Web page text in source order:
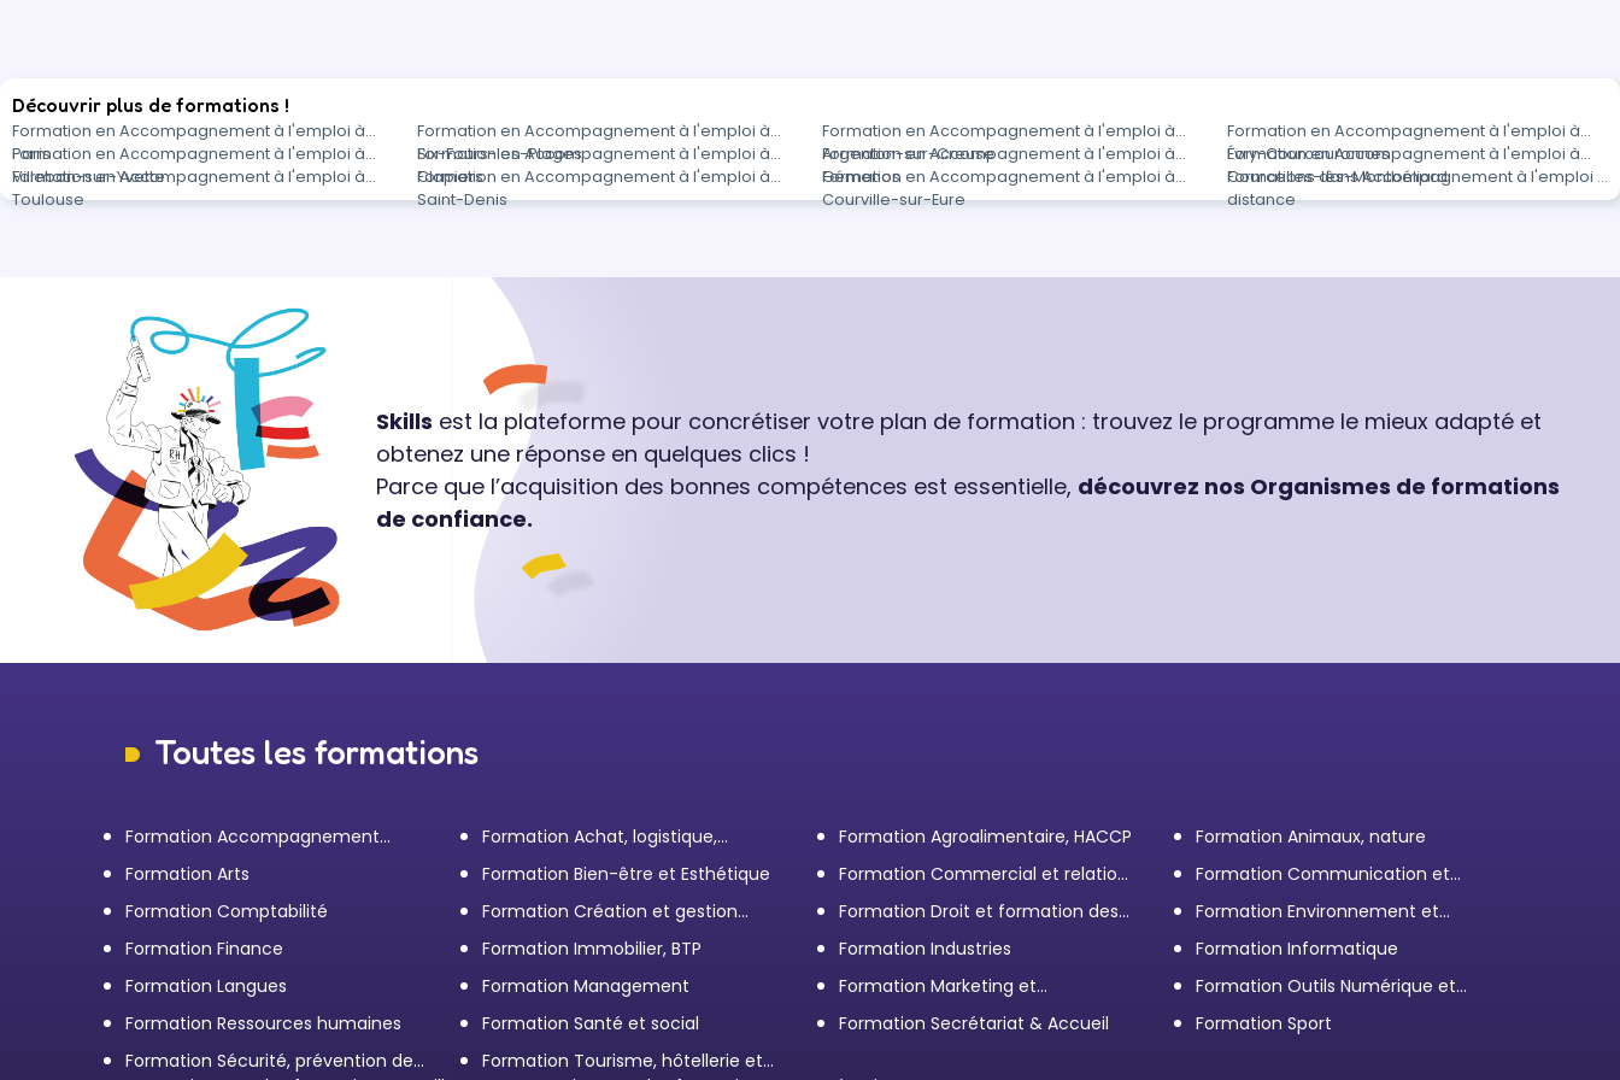
Découvrir plus de formations !
Formation en Accompagnement à l'emploi à
Paris
Formation en Accompagnement à l'emploi à
Six-Fours-les-Plages
Formation en Accompagnement à l'emploi à
Argenton-sur-Creuse
Formation en Accompagnement à l'emploi à
Évry-Courcouronnes
Formation en Accompagnement à l'emploi à
Villebon-sur-Yvette
Formation en Accompagnement à l'emploi à
Clapiers
Formation en Accompagnement à l'emploi à
Gémenos
Formation en Accompagnement à l'emploi à
Courcelles-lès-Montbéliard
Formation en Accompagnement à l'emploi à
Toulouse
Formation en Accompagnement à l'emploi à
Saint-Denis
Formation en Accompagnement à l'emploi à
Courville-sur-Eure
Formations dans Accompagnement à l'emploi à
distance
Skills est la plateforme pour concrétiser votre plan de formation : trouvez le programme le mieux adapté et
obtenez une réponse en quelques clics !
Parce que l’acquisition des bonnes compétences est essentielle, découvrez nos Organismes de formations
de confiance.
Toutes les formations
Formation Accompagnement
personnel et Bilan de
compétences
Formation Achat, logistique,
transport
Formation Agroalimentaire, HACCP
Formation Animaux, nature
Formation Arts
Formation Bien-être et Esthétique
Formation Commercial et relation
client
Formation Communication et
efficacité personnelle et
professionnelle
Formation Comptabilité
Formation Création et gestion
d'entreprise
Formation Droit et formation des
Élus
Formation Environnement et
démarche RSE
Formation Finance Formation Immobilier, BTP Formation Industries
Formation Informatique
Formation Langues
Formation Management
Formation Marketing et
Communication d'entreprise
Formation Outils Numérique et
Bureautique
Formation Ressources humaines Formation Santé et social Formation Secrétariat & Accueil
Formation Sport
Formation Sécurité, prévention des
Formation Tourisme, hôtellerie et